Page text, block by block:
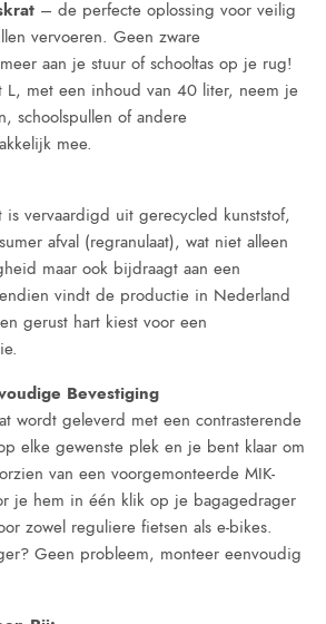
– de perfecte oplossing voor veilig
vervoeren. Geen zware
aan je stuur of schooltas op je rug!
L, met een inhoud van 40 liter, neem je
schoolspullen of andere
mee.
is vervaardigd uit gerecycled kunststof,
afval (regranulaat), wat niet alleen
maar ook bijdraagt aan een
vindt de productie in Nederland
gerust hart kiest voor een
Bevestiging
wordt geleverd met een contrasterende
elke gewenste plek en je bent klaar om
van een voorgemonteerde MIK-
je hem in één klik op je bagagedrager
zowel reguliere fietsen als e-bikes.
Geen probleem, monteer eenvoudig